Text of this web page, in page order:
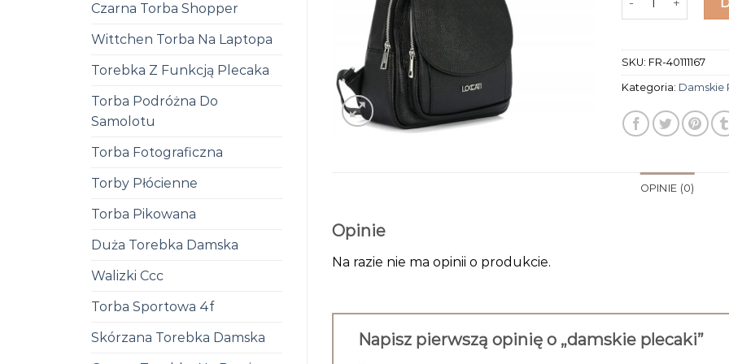
Czarna Torba Shopper
Wittchen Torba Na Laptopa
Torebka Z Funkcją Plecaka
Torba Podróżna Do
Samolotu
Torba Fotograficzna
Torby Płócienne
Torba Pikowana
Duża Torebka Damska
Walizki Ccc
Torba Sportowa 4f
Skórzana Torebka Damska
SKU: FR-40111167
Kategoria: Damskie
OPINIE (0)
Opinie
Na razie nie ma opinii o produkcie.
Napisz pierwszą opinię o „damskie plecaki”